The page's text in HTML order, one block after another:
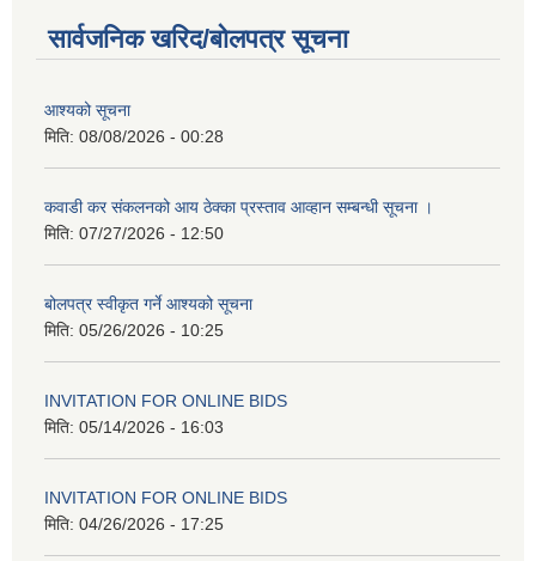
सार्वजनिक खरिद/बोलपत्र सूचना
आश्यको सूचना
मिति: 08/08/2026 - 00:28
कवाडी कर संकलनको आय ठेक्का प्रस्ताव आव्हान सम्बन्धी सूचना ।
मिति: 07/27/2026 - 12:50
बोलपत्र स्वीकृत गर्ने आश्यको सूचना
मिति: 05/26/2026 - 10:25
INVITATION FOR ONLINE BIDS
मिति: 05/14/2026 - 16:03
INVITATION FOR ONLINE BIDS
मिति: 04/26/2026 - 17:25